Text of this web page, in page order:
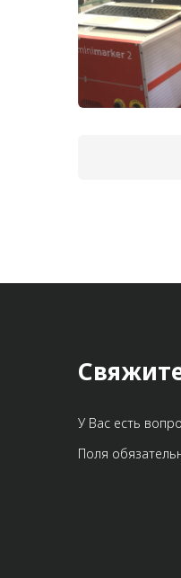
У Вас есть
Поля